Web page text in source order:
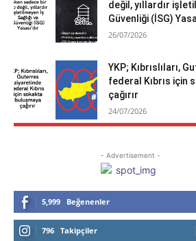
değil, yıllardır
Güvenliği (İSG)
26/07/2026
YKP; Kıbrıslıları,
federal Kıbrıs için
çağırır
24/07/2026
- Advertisement -
5,999 Beğenenler
796 Takipçiler